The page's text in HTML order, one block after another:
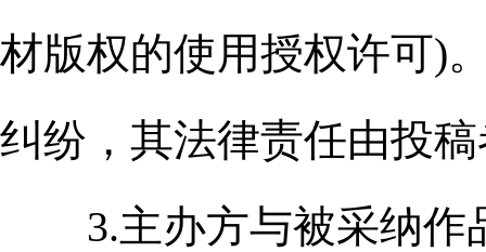
材版权的使用授权许可)
纠纷，其法律责任由投
3.主办方与被采纳作